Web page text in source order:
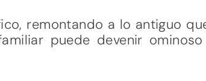
remontando a lo antiguo
puede devenir